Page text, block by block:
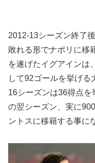
2012-13シーズン終了
敗れる形でナポリに移
を遂げたイグアインは
して92ゴールを挙げ
16シーズンは36得点
の翌シーズン、実に
ントスに移籍する事に